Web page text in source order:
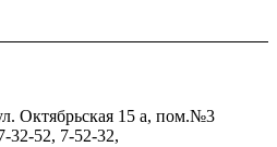
Октябрьская 15 а, пом.№3
32-52, 7-52-32,